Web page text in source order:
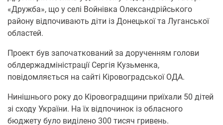
«Дружба», що у селі Войнівка Олександрійського
району відпочивають діти із Донецької та Луганської
областей.
Проект був започаткований за дорученням голови
облдержадміністрації Сергія Кузьменка,
повідомляється на сайті Кіровоградської ОДА.
Нинішнього року до Кіровоградщини приїхали 50 дітей
зі сходу України. На їх відпочинок із обласного
бюджету було виділено 300 тисяч гривень.